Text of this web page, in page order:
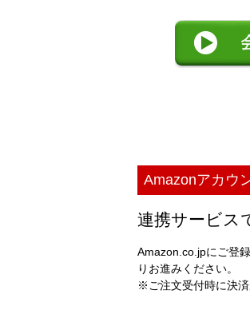
Amazonアカウ
連携サービス
Amazon.co.jpにご登
りお進みください。
※ご注文受付時に決済